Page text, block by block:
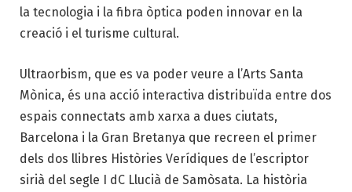
la tecnologia i la fibra òptica poden innovar en la
creació i el turisme cultural.
Ultraorbism, que es va poder veure a l’Arts Santa
Mònica, és una acció interactiva distribuïda entre dos
espais connectats amb xarxa a dues ciutats,
Barcelona i la Gran Bretanya que recreen el primer
dels dos llibres Històries Verídiques de l’escriptor
sirià del segle I dC Llucià de Samòsata. La història